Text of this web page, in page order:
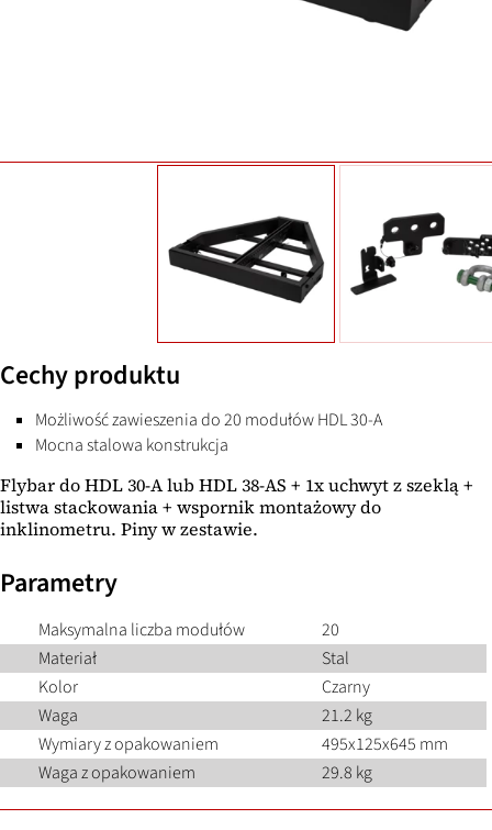
Cechy produktu
Możliwość zawieszenia do 20 modułów HDL 30-A
Mocna stalowa konstrukcja
Flybar do HDL 30-A lub HDL 38-AS + 1x uchwyt z szeklą +
listwa stackowania + wspornik montażowy do
inklinometru. Piny w zestawie.
Parametry
Maksymalna liczba modułów
20
Materiał
Stal
Kolor
Czarny
Waga
21.2 kg
Wymiary z opakowaniem
495x125x645 mm
Waga z opakowaniem
29.8 kg